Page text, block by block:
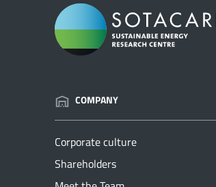
COMPANY
Corporate culture
Shareholders